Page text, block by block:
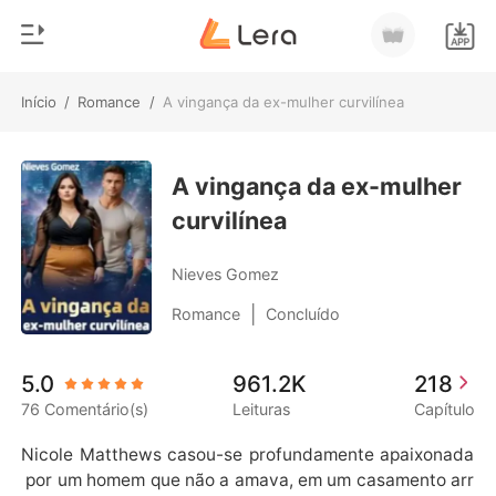
Início / Romance / A vingança da ex-mulher curvilínea
Loja
Histórico
Sair
Baixar App
Gênero
Moderno
Lobisomem
Contos
Bilionários
A vingança da ex-mulher
curvilínea
Nieves Gomez
Romance Concluído
5.0
76 Comentário(s)
961.2K
Leituras
218
Capítulo
Nicole Matthews casou-se profundamente apaixonada
por um homem que não a amava, em um casamento arr